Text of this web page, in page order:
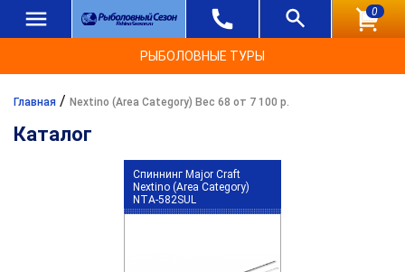
0
РЫБОЛОВНЫЕ ТУРЫ
Главная / Nextino (Area Category) Вес 68 от 7 100 р.
Каталог
Спиннинг Major Craft
Nextino (Area Category)
NTA-582SUL